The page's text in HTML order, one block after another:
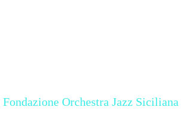
Fondazione Orchestra Jazz Siciliana